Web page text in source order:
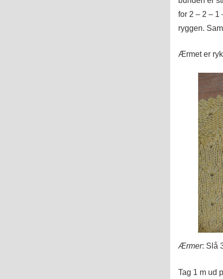
for 2 – 2 – 1
ryggen.
Ærmet er
Ærmer: Slå
Tag 1 m ud